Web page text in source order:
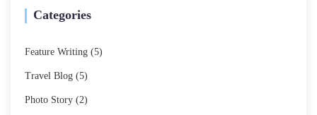
Categories
Feature Writing (5)
Travel Blog (5)
Photo Story (2)